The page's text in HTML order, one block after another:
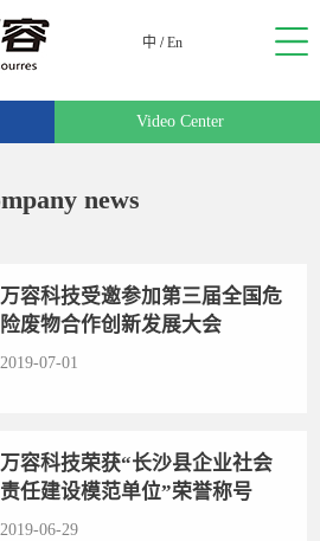
中 /En
Video Center
news
万容科技受邀参加第三届全国危
险废物合作创新发展大会
2019-07-01
万容科技荣获“长沙县企业社会
责任建设模范单位”荣誉称号
2019-06-29